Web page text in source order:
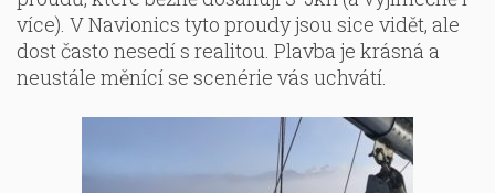
více). V Navionics tyto proudy jsou sice vidět, ale
dost často nesedí s realitou. Plavba je krásná a
neustále měnící se scenérie vás uchvátí.